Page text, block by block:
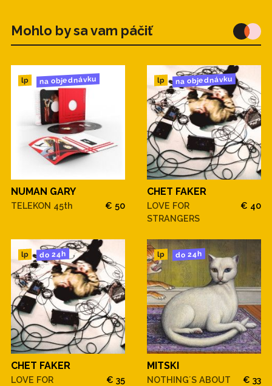
Mohlo by sa vam páčiť
lp na objednávku
NUMAN GARY
TELEKON 45th € 50
lp na objednávku
CHET FAKER
LOVE FOR
STRANGERS
€ 40
lp do 24h
CHET FAKER
LOVE FOR
€ 35
lp do 24h
MITSKI
NOTHING´S ABOUT
€ 33